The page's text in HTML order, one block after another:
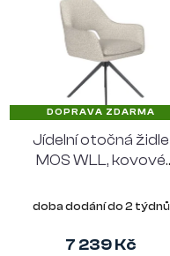
DOPRAVA ZDARMA
Jídelní otočná židle
MOS WLL, kovové
šedý látkový potah
doba dodání do 2 týdnů
7 239 Kč